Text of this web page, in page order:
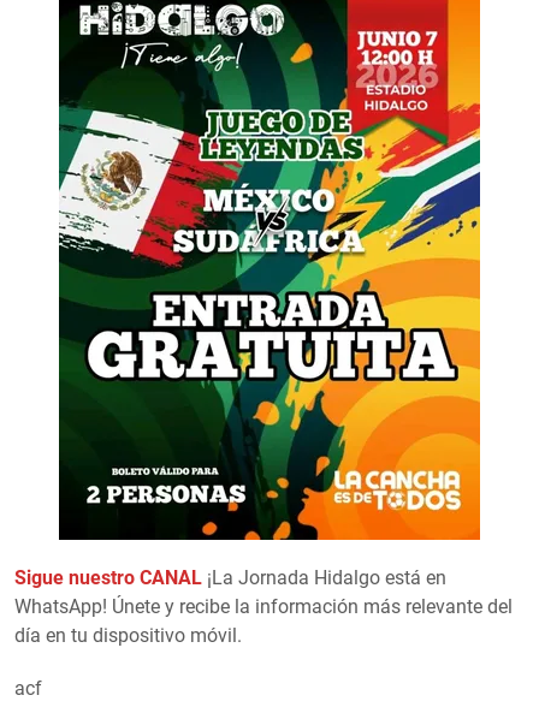
Sigue nuestro CANAL ¡La Jornada Hidalgo está en
WhatsApp! Únete y recibe la información más relevante del
día en tu dispositivo móvil.
acf